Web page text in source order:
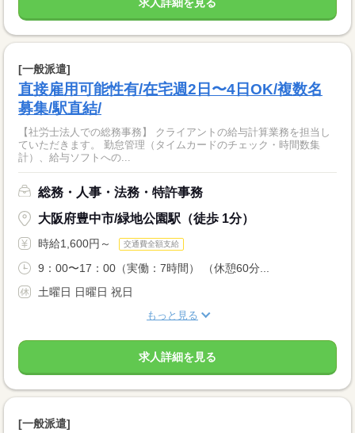
[一般派遣]
直接雇用可能性有/在宅週2日〜4日OK/複数名
募集/駅直結/
【社労士法人での総務事務】 クライアントの給与計算業務を担当し
ていただきます。 勤怠管理（タイムカードのチェック・時間数集
計）、給与ソフトへの...
総務・人事・法務・特許事務
大阪府豊中市/緑地公園駅（徒歩 1分）
時給1,600円～ 交通費全額支給
9：00〜17：00（実働：7時間） （休憩60分...
土曜日 日曜日 祝日
もっと見る
求人詳細を見る
[一般派遣]